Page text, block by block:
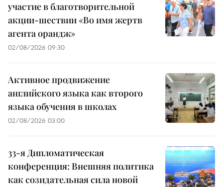
участие в благотворительной
акции-шествии «Во имя жертв
агента орандж»
02/08/2026 09:30
Активное продвижение
английского языка как второго
языка обучения в школах
02/08/2026 03:00
33-я Дипломатическая
конференция: Внешняя политика
как созидательная сила новой